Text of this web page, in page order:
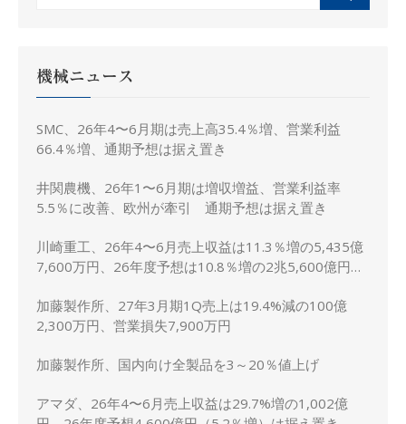
機械ニュース
SMC、26年4〜6月期は売上高35.4％増、営業利益
66.4％増、通期予想は据え置き
井関農機、26年1〜6月期は増収増益、営業利益率
5.5％に改善、欧州が牽引 通期予想は据え置き
川崎重工、26年4〜6月売上収益は11.3％増の5,435億
7,600万円、26年度予想は10.8％増の2兆5,600億円に
加藤製作所、27年3月期1Q売上は19.4%減の100億
2,300万円、営業損失7,900万円
加藤製作所、国内向け全製品を3～20％値上げ
アマダ、26年4〜6月売上収益は29.7%増の1,002億